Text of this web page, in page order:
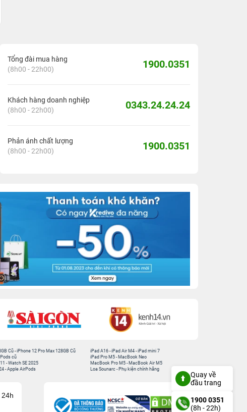
Tổng đài mua hàng
(8h00 - 22h00)
1900.0351
Khách hàng doanh nghiệp
(8h00 - 22h00)
0343.24.24.24
Phản ánh chất lượng
(8h00 - 22h00)
1900.0351
Cũ -iPhone 12 Pro Max 128GB Cũ
cũ
-Watch SE 2025
-Apple AirPods
iPad A16 -iPad Air M4 -iPad mini 7
iPad Pro M5 - MacBook Neo
MacBook Pro M5 - MacBook Air M5
Loa Sounarc - Phụ kiện chính hãng
Quay về
đầu trang
1900 0351
(8h - 22h)